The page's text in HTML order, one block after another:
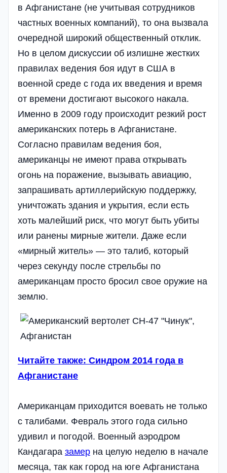
в Афганистане (не учитывая сотрудников
частных военных компаний), то она вызвала
очередной широкий общественный отклик.
Но в целом дискуссии об излишне жестких
правилах ведения боя идут в США в
военной среде с года их введения и время
от времени достигают высокого накала.
Именно в 2009 году происходит резкий рост
американских потерь в Афганистане.
Согласно правилам ведения боя,
американцы не имеют права открывать
огонь на поражение, вызывать авиацию,
запрашивать артиллерийскую поддержку,
уничтожать здания и укрытия, если есть
хоть малейший риск, что могут быть убиты
или ранены мирные жители. Даже если
«мирный житель» — это талиб, который
через секунду после стрельбы по
американцам просто бросил свое оружие на
землю.
Читайте также: Синдром 2014 года в
Афганистане
Американцам приходится воевать не только
с талибами. Февраль этого года сильно
удивил и погодой. Военный аэродром
Кандагара замер на целую неделю в начале
месяца, так как город на юге Афганистана